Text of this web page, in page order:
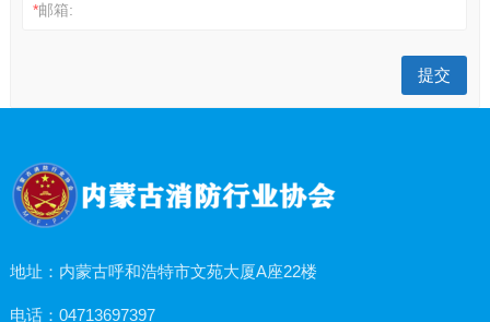
*邮箱:
地址：内蒙古呼和浩特市文苑大厦A座22楼
电话：04713697397